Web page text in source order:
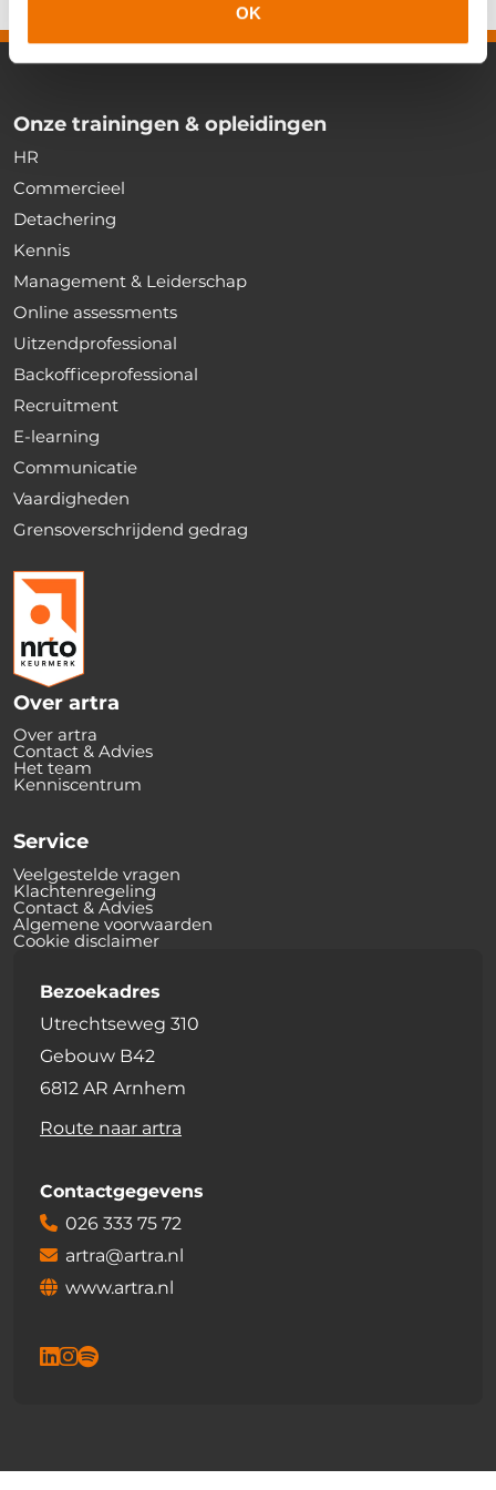
OK
Onze trainingen & opleidingen
HR
Commercieel
Detachering
Kennis
Management & Leiderschap
Online assessments
Uitzendprofessional
Backofficeprofessional
Recruitment
E-learning
Communicatie
Vaardigheden
Grensoverschrijdend gedrag
Over artra
Over artra
Contact & Advies
Het team
Kenniscentrum
Service
Veelgestelde vragen
Klachtenregeling
Contact & Advies
Algemene voorwaarden
Cookie disclaimer
Bezoekadres
Utrechtseweg 310
Gebouw B42
6812 AR Arnhem
Route naar artra
Contactgegevens
026 333 75 72
artra@artra.nl
www.artra.nl